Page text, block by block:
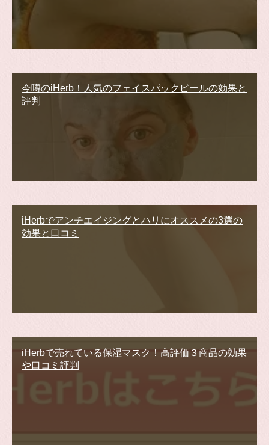
今噂のiHerb！人気のフェイスパックピールの効果と
評判
iHerbでアンチエイジングとハリにオススメの3選の
効果と口コミ
iHerbで売れている保湿マスク！高評価３商品の効果
や口コミ評判